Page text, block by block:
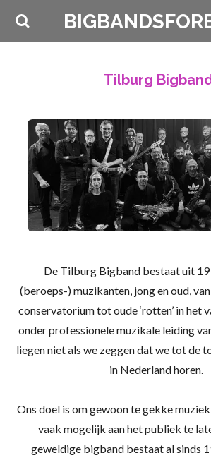
Ga
Tilburg
De Tilburg Bigband bestaat uit
(beroeps-)muzikanten, jong en oud,
conservatorium tot oude ‘rotten’ in het
onder professionele muzikale leiding
liegen niet als we zeggen dat we tot de
in Nederland horen.
Ons doel is om gewoon te gekke
vaak mogelijk aan het publiek te
geweldige bigband bestaat al sinds